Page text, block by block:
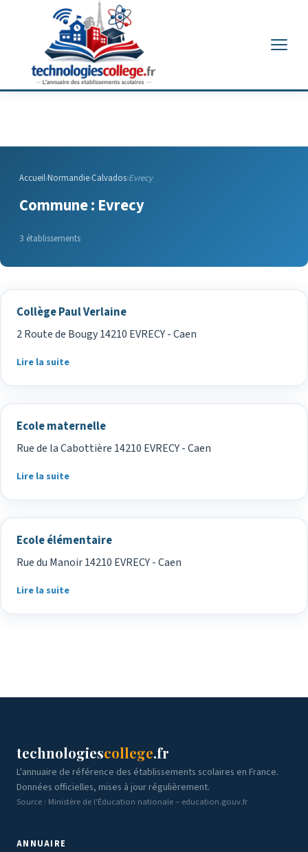
Accueil›Normandie›Calvados›Evrecy
Commune : Evrecy
3 établissements
Collège Paul Verlaine
2 Route de Bougy 14210 EVRECY - Caen
Lire la suite
Ecole maternelle
Rue de la Cabottière 14210 EVRECY - Caen
Lire la suite
Ecole élémentaire
Rue du Manoir 14210 EVRECY - Caen
Lire la suite
technologiescollege.fr
L'annuaire de référence des établissements scolaires en France.
Données officielles, mises à jour régulièrement.
Source : Ministère de l'Éducation nationale – education.gouv.fr
ANNUAIRE